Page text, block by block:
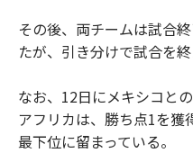
その後、両チームは試合
たが、引き分けで試合を終
なお、12日にメキシコと
アフリカは、勝ち点1を獲
最下位に留まっている。